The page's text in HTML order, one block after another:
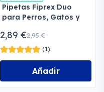
Pipetas Fiprex Duo
para Perros, Gatos y
2,89 €2,95 €
(1)
Añadir